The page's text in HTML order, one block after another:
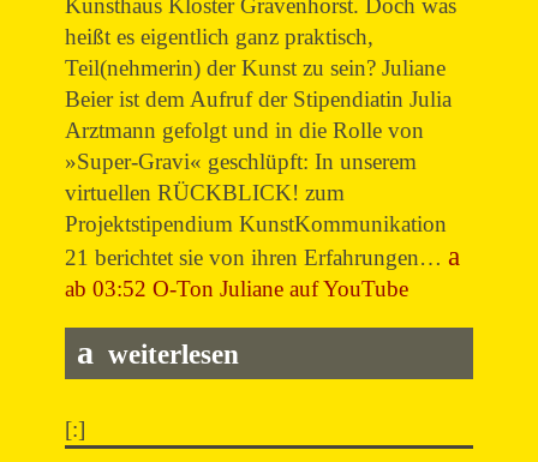
Kunsthaus Kloster Gravenhorst. Doch was
heißt es eigentlich ganz praktisch,
Teil(nehmerin) der Kunst zu sein? Juliane
Beier ist dem Aufruf der Stipendiatin Julia
Arztmann gefolgt und in die Rolle von
»Super-Gravi« geschlüpft: In unserem
virtuellen RÜCKBLICK! zum
Projektstipendium KunstKommunikation
21 berichtet sie von ihren Erfahrungen…
ab 03:52 O-Ton Juliane auf YouTube
weiterlesen
[:]